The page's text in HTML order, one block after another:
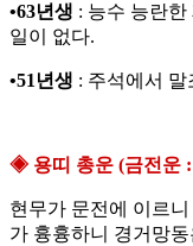
•63년생 : 능수 능란
일이 없다.
•51년생 : 주석에서
◈ 용띠 총운 (금전운
현무가 문전에 이르
가 흉흉하니 경거망